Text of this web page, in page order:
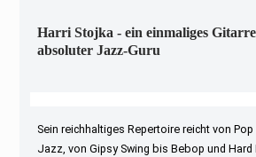
Harri Stojka - ein einmaliges
absoluter Jazz-Guru
Sein reichhaltiges Repertoire reicht von
Jazz, von Gipsy Swing bis Bebop und Hard